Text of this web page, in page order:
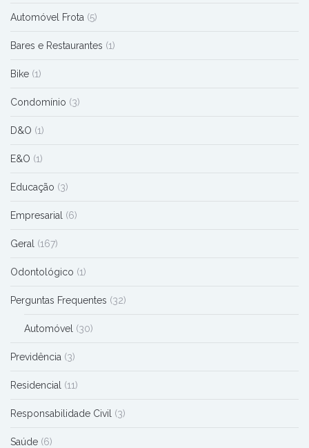
Automóvel Frota (5)
Bares e Restaurantes (1)
Bike (1)
Condomínio (3)
D&O (1)
E&O (1)
Educação (3)
Empresarial (6)
Geral (167)
Odontológico (1)
Perguntas Frequentes (32)
Automóvel (30)
Previdência (3)
Residencial (11)
Responsabilidade Civil (3)
Saúde (6)